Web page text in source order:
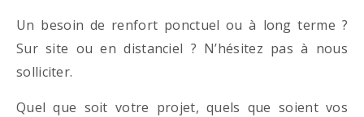
Un besoin de renfort ponctuel ou à long terme ?
Sur site ou en distanciel ? N’hésitez pas à nous
solliciter.
Quel que soit votre projet, quels que soient vos